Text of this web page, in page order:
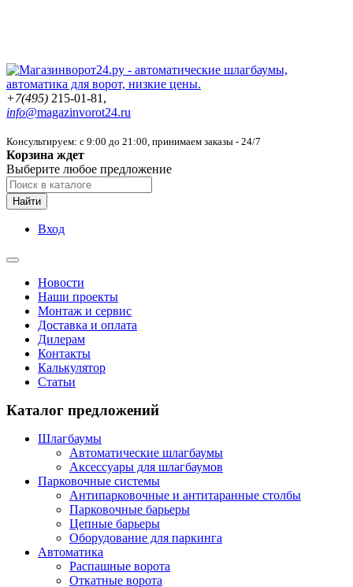
+7(495) 215-01-81,
info@magazinvorot24.ru
Консультируем: с 9:00 до 21:00, принимаем заказы - 24/7
Корзина ждет
Выберите любое предложение
Найти
Вход
Новости
Наши проекты
Монтаж и сервис
Доставка и оплата
Дилерам
Контакты
Калькулятор
Статьи
Каталог предложений
Шлагбаумы
Автоматические шлагбаумы
Аксессуары для шлагбаумов
Парковочные системы
Антипарковочные и антитаранные столбы
Парковочные барьеры
Цепные барьеры
Оборудование для паркинга
Автоматика
Распашные ворота
Откатные ворота